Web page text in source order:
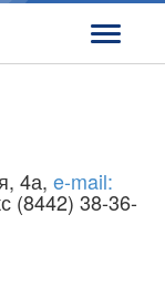
4а, e-mail:
(8442) 38-36-